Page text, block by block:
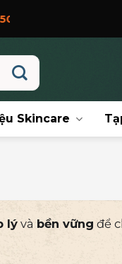
Skincare
lý và bền vững để